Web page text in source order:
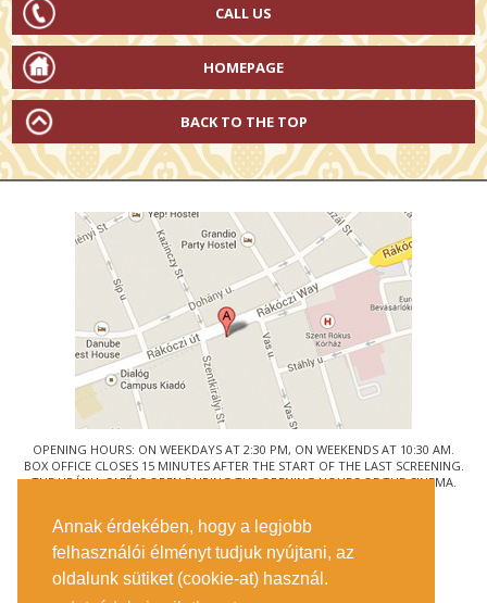
Annak érdekében, hogy a legjobb
felhasználói élményt tudjuk nyújtani, az
oldalunk sütiket (cookie-at) használ.
CALL US
HOMEPAGE
BACK TO THE TOP
OPENING HOURS: ON WEEKDAYS AT 2:30 PM, ON WEEKENDS AT 10:30 AM.
BOX OFFICE CLOSES 15 MINUTES AFTER THE START OF THE LAST SCREENING.
THE URÁNIA CAFÉ IS OPEN DURING THE OPENING HOURS OF THE CINEMA.
1088 BUDAPEST, RÁKÓCZI ÚT 21.
GETTING HERE
TICKET INFO